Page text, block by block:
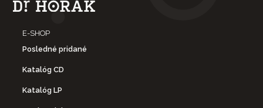
E-SHOP
Posledné pridané
Katalóg CD
Katalóg LP